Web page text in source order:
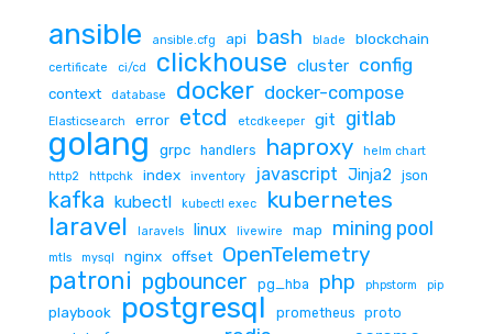
ansible ansible.cfg api bash blade blockchain
certificate ci/cd clickhouse cluster config
context database docker docker-compose
Elasticsearch error etcd etcdkeeper git gitlab
golang grpc handlers haproxy
helm chart
http2
httpchk index inventory javascript Jinja2 json
kafka kubectl kubectl exec kubernetes
laravel laravels linux livewire map mining pool
mtls mysql nginx offset OpenTelemetry
patroni pgbouncer pg_hba php phpstorm pip
playbook postgresql prometheus proto